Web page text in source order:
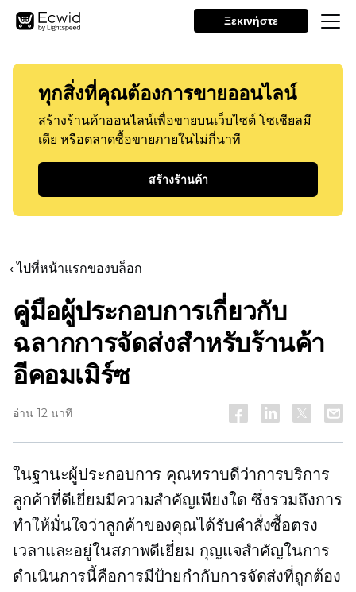
Ξεκινήστε
ทุกสิ่งที่คุณต้องการขายออนไลน์
สร้างร้านค้าออนไลน์เพื่อขายบนเว็บไซต์ โซเชียลมี
เดีย หรือตลาดซื้อขายภายในไม่กี่นาที
สร้างร้านค้า
‹ ไปที่หน้าแรกของบล็อก
คู่มือผู้ประกอบการเกี่ยวกับ
ฉลากการจัดส่งสำหรับร้านค้า
อีคอมเมิร์ซ
อ่าน 12 นาที
ในฐานะผู้ประกอบการ คุณทราบดีว่าการบริการ
ลูกค้าที่ดีเยี่ยมมีความสำคัญเพียงใด ซึ่งรวมถึงการ
ทำให้มั่นใจว่าลูกค้าของคุณได้รับคำสั่งซื้อตรง
เวลาและอยู่ในสภาพดีเยี่ยม กุญแจสำคัญในการ
ดำเนินการนี้คือการมีป้ายกำกับการจัดส่งที่ถูกต้อง